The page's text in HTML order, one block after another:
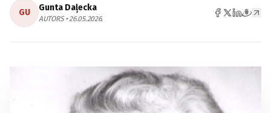
GU Gunta Daļecka
AUTORS • 26.05.2026.